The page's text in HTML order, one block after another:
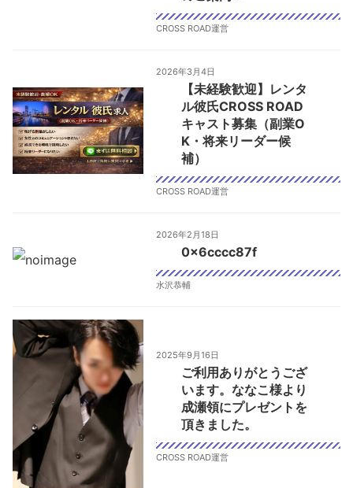
CROSS ROAD運営
2026年3月4日
【未経験歓迎】レンタ
ル彼氏CROSS ROAD
キャスト募集（副業O
K・将来リーダー候
補）
CROSS ROAD運営
2026年2月18日
0x6cccc87f
水沢恭輔
2025年9月16日
ご利用ありがとうござ
います。ななこ様より
成瀬領にプレゼントを
頂きました。
CROSS ROAD運営